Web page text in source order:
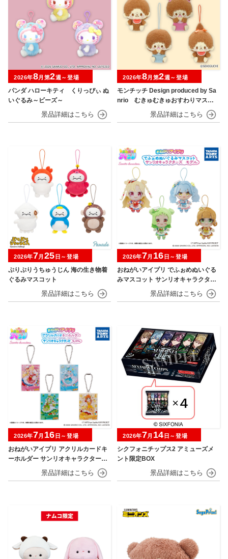
パンダ ハローキティ くりっぴぃ ぬ
いぐるみ～ビーズ～
2026年8月第2週～登場
モンチッチ Design produced by Sa
nrio むきゅむきゅおすわりマスコ
2026年8月第2週～登場
ぷりぷりうちゅうじん 海の生き物着
ぐるみマスコット
2026年7月 25 日～登場
おねがいアイプリ でふぉめぬいぐる
みマスコット サンリオキャラクター
2026年7月 16 日～登場
おねがいアイプリ アクリルカードキ
ーホルダー サンリオキャラクターズ
2026年7月 16 日～登場
シクフォニチップス2 アミューズメ
ント限定BOX
2026年7月 14 日～登場